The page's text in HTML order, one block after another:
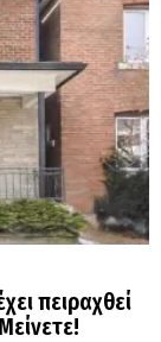
πειραχθεί